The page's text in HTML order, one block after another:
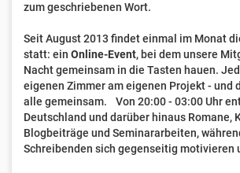
zum geschriebenen Wort.
Seit August 2013 findet einmal im Monat
statt: ein Online-Event, bei dem unsere
Nacht gemeinsam in die Tasten hauen.
eigenen Zimmer am eigenen Projekt - und
alle gemeinsam. Von 20:00 - 03:00 Uhr
Deutschland und darüber hinaus Romane,
Blogbeiträge und Seminararbeiten,
Schreibenden sich gegenseitig motivieren